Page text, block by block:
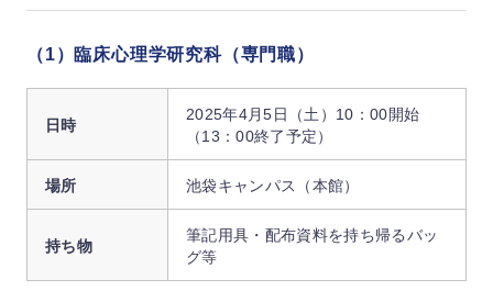
（1）臨床心理学研究科（専門職）
日時
2025年4月5日（土）10：00開始
（13：00終了予定）
場所 池袋キャンパス（本館）
持ち物
筆記用具・配布資料を持ち帰るバッ
グ等